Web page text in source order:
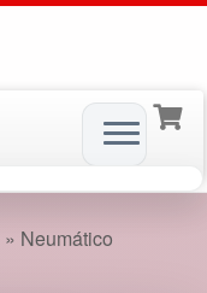
» Neumático